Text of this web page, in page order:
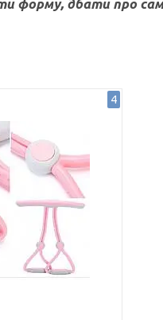
форму, дбати про
4